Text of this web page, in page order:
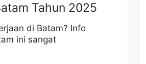
Tahun 2025
di Batam? Info
ini sangat